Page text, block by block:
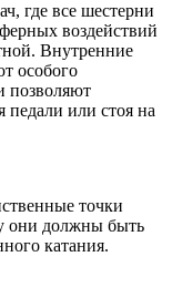
где все шестерни
воздействий
Внутренние
особого
позволяют
педали или стоя на
точки
они должны быть
катания.